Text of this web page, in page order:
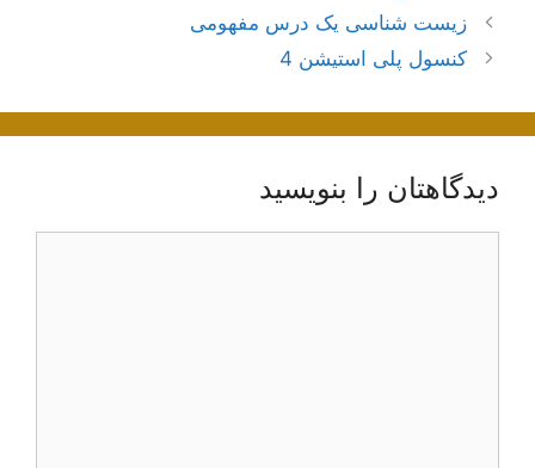
ناوبری
نوشته‌ها
زیست شناسی یک درس مفهومی
کنسول پلی استیشن 4
دیدگاهتان را بنویسید